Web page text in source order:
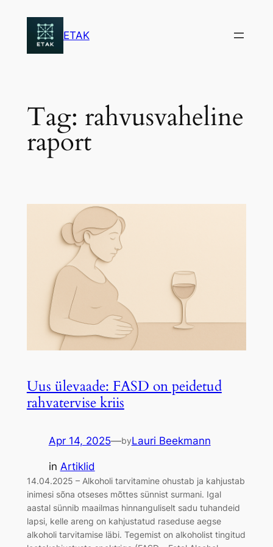
content
ETAK
Tag: rahvusvaheline
raport
Uus ülevaade: FASD on peidetud
rahvatervise kriis
Apr 14, 2025—byLauri Beekmann
in Artiklid
14.04.2025 – Alkoholi tarvitamine ohustab ja kahjustab
inimesi sõna otseses mõttes sünnist surmani. Igal
aastal sünnib maailmas hinnanguliselt sadu tuhandeid
lapsi, kelle areng on kahjustatud raseduse aegse
alkoholi tarvitamise läbi. Tegemist on alkoholist tingitud